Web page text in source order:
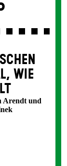
WIE
Arendt und